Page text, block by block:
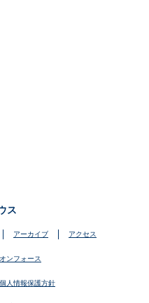
ス
アーカイブ アクセス
ンフォース
個人情報保護方針